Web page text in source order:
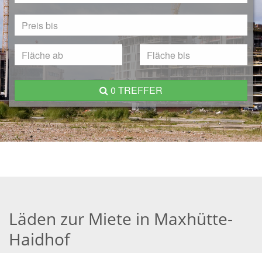
0 TREFFER
Läden zur Miete in Maxhütte-
Haidhof